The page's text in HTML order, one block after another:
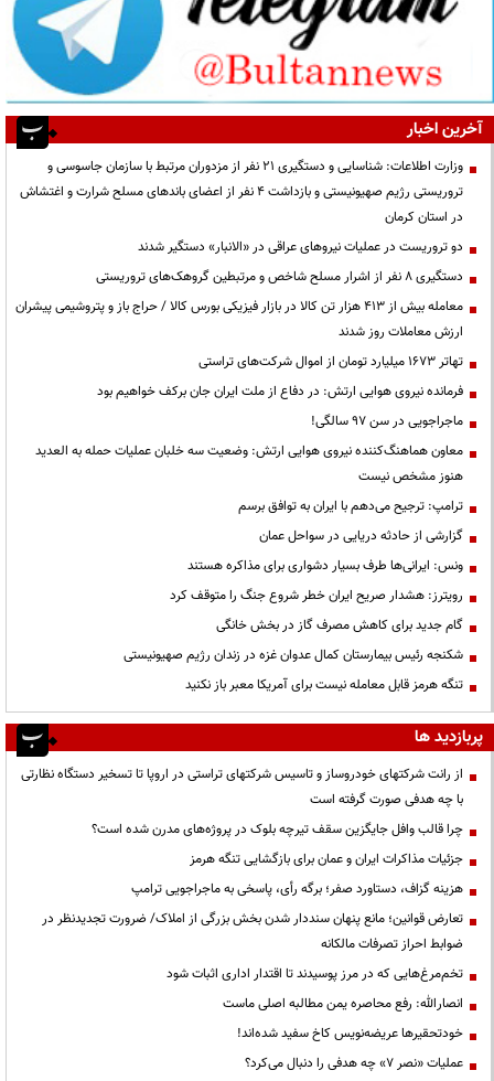
آخرین اخبار
وزارت اطلاعات: شناسایی و دستگیری ۲۱ نفر از مزدوران مرتبط با سازمان جاسوسی و
تروریستی رژیم صهیونیستی و بازداشت ۴ نفر از اعضای باندهای مسلح شرارت و اغتشاش
در استان کرمان
دو تروریست در عملیات نیروهای عراقی در «الانبار» دستگیر شدند
دستگیری ۸ نفر از اشرار مسلح شاخص و مرتبطین گروهک‌های تروریستی
معامله بیش از ۴۱۳ هزار تن کالا در بازار فیزیکی بورس کالا / حراج باز و پتروشیمی پیشران
ارزش معاملات روز شدند
تهاتر ۱۶۷۳ میلیارد تومان از اموال شرکت‌های تراستی
فرمانده نیروی هوایی ارتش: در دفاع از ملت ایران جان برکف خواهیم بود
ماجراجویی در سن ۹۷ سالگی!
معاون هماهنگ‌کننده نیروی هوایی ارتش: وضعیت سه خلبان عملیات حمله به العدید
هنوز مشخص نیست
ترامپ: ترجیح می‌دهم با ایران به توافق برسم
گزارشی از حادثه دریایی در سواحل عمان
ونس: ایرانی‌ها طرف بسیار دشواری برای مذاکره هستند
رویترز: هشدار صریح ایران خطر شروع جنگ را متوقف کرد
گام جدید برای کاهش مصرف گاز در بخش خانگی
شکنجه رئیس بیمارستان کمال عدوان غزه در زندان رژیم صهیونیستی
تنگه هرمز قابل معامله نیست برای آمریکا معبر باز نکنید
پربازدید ها
از رانت‌ شرکتهای خودروساز و تاسیس شرکتهای تراستی در اروپا تا تسخیر دستگاه نظارتی
با چه هدفی صورت گرفته است
چرا قالب وافل جایگزین سقف تیرچه بلوک در پروژه‌های مدرن شده است؟
جزئیات مذاکرات ایران و عمان برای بازگشایی تنگه هرمز
هزینه گزاف، دستاورد صفر؛ برگه رأی، پاسخی به ماجراجویی ترامپ
تعارض قوانین؛ مانع پنهان سنددار شدن بخش بزرگی از املاک/ ضرورت تجدیدنظر در
ضوابط احراز تصرفات مالکانه
تخم‌مرغ‌هایی که در مرز پوسیدند تا اقتدار اداری اثبات شود
انصارالله: رفع محاصره یمن مطالبه اصلی ماست
خودتحقیرها عریضه‌نویس کاخ سفید شده‌اند!
عملیات «نصر ۷» چه هدفی را دنبال می‌کرد؟